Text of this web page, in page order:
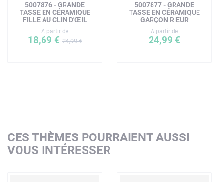
5007876 - GRANDE
TASSE EN CÉRAMIQUE
FILLE AU CLIN D'ŒIL
A partir de
18,69 €24,99 €
5007877 - GRANDE
TASSE EN CÉRAMIQUE
GARÇON RIEUR
A partir de
24,99 €
CES THÈMES POURRAIENT AUSSI
VOUS INTÉRESSER